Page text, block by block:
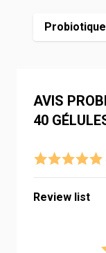
AVIS
40
Review list